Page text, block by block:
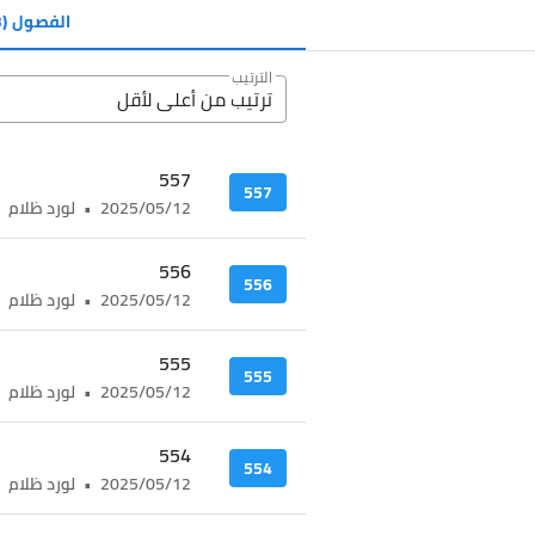
الفصول(653)
الترتيب
ترتيب من أعلى ﻷقل
557
557
2025/05/12
• لورد ظلام
556
556
2025/05/12
• لورد ظلام
555
555
2025/05/12
• لورد ظلام
554
554
2025/05/12
• لورد ظلام